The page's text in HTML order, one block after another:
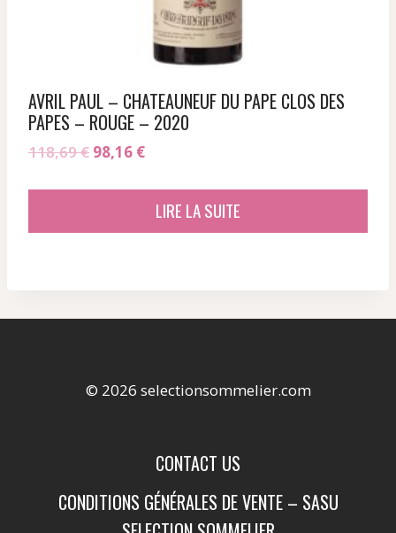
AVRIL PAUL – CHATEAUNEUF DU PAPE CLOS DES
PAPES – ROUGE – 2020
118,69€ Le
98,16 €Le
est :
LIRE LA SUITE
© 2026 selectionsommelier.com
CONTACT US
CONDITIONS GÉNÉRALES DE VENTE – SASU